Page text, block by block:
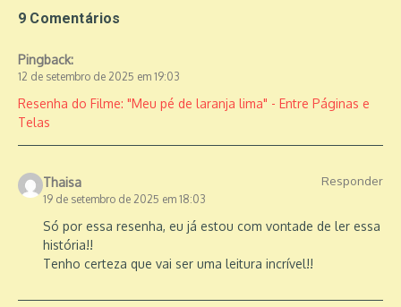
9 Comentários
Pingback:
12 de setembro de 2025 em 19:03
Resenha do Filme: "Meu pé de laranja lima" - Entre Páginas e
Telas
Thaisa
19 de setembro de 2025 em 18:03
Responder
Só por essa resenha, eu já estou com vontade de ler essa
história!!
Tenho certeza que vai ser uma leitura incrível!!